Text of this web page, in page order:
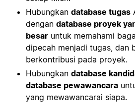
Hubungkan database tugas
dengan database proyek
besar untuk memahami
dipecah menjadi tugas, dan
berkontribusi pada proyek.
Hubungkan database
database pewawancara
yang mewawancarai siapa.